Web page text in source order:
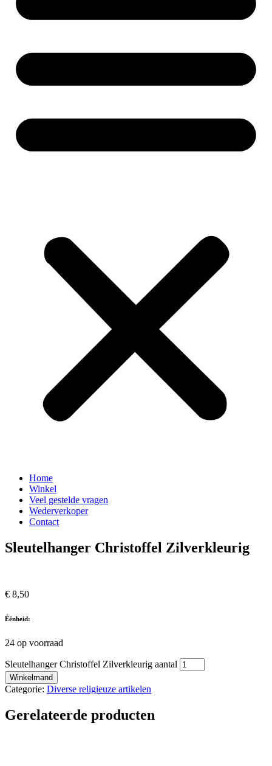
Home
Winkel
Veel gestelde vragen
Wederverkoper
Contact
Sleutelhanger Christoffel Zilverkleurig
€ 8,50
Éénheid:
24 op voorraad
Sleutelhanger Christoffel Zilverkleurig aantal
Winkelmand
Categorie: Diverse religieuze artikelen
Gerelateerde producten